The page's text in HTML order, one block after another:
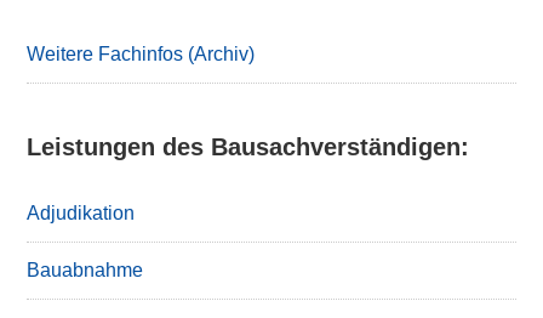
Weitere Fachinfos (Archiv)
Leistungen des Bausachverständigen:
Adjudikation
Bauabnahme